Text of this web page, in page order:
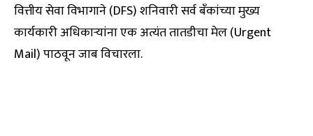
वित्तीय सेवा विभागाने (DFS) शनिवारी सर्व बँकांच्या मुख्य
कार्यकारी अधिकाऱ्यांना एक अत्यंत तातडीचा मेल (Urgent
Mail) पाठवून जाब विचारला.